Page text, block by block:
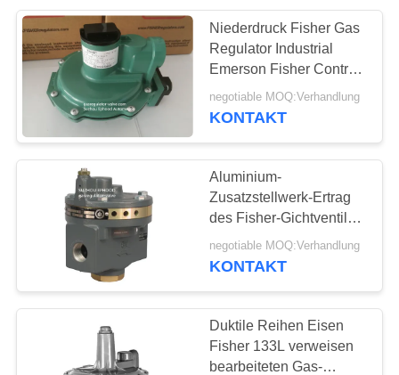
Niederdruck Fisher Gas
Regulator Industrial
Emerson Fisher Control
Valve
negotiable MOQ:Verhandlung
KONTAKT
Aluminium-
Zusatzstellwerk-Ertrag
des Fisher-Gichtventil-
2625 des Volumen-
2625NS
negotiable MOQ:Verhandlung
KONTAKT
Duktile Reihen Eisen
Fisher 133L verweisen
bearbeiteten Gas-